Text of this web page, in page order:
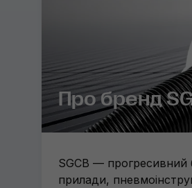
Про бренд
SGCB — прогресивний
прилади,